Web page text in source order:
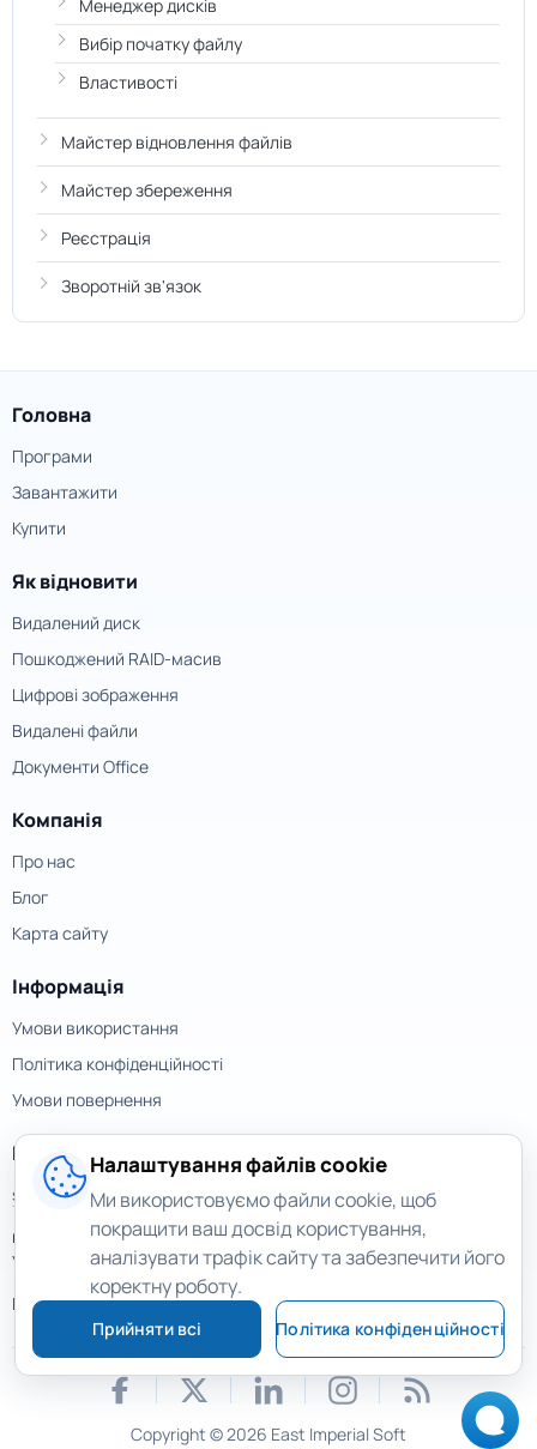
Менеджер дисків
Вибір початку файлу
Властивості
Майстер відновлення файлів
Майстер збереження
Реєстрація
Зворотній зв'язок
Головна
Програми
Завантажити
Купити
Як відновити
Видалений диск
Пошкоджений RAID-масив
Цифрові зображення
Видалені файли
Документи Office
Компанія
Про нас
Блог
Карта сайту
Інформація
Умови використання
Політика конфіденційності
Умови повернення
Контакти
support@magicuneraser.com
вул. Велика Васильківська, 77а
Україна, Київ
Ще контакти >
Copyright © 2026 East Imperial Soft
Налаштування файлів cookie
Ми використовуємо файли cookie, щоб
покращити ваш досвід користування,
аналізувати трафік сайту та забезпечити його
коректну роботу.
Прийняти всі Політика конфіденційності